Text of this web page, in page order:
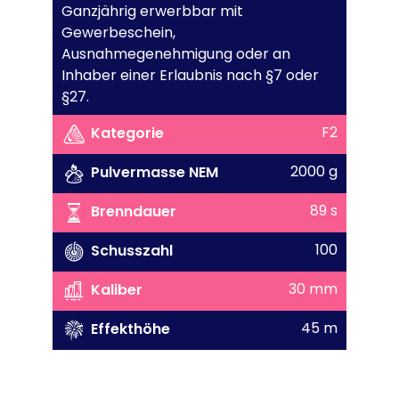
Ganzjährig erwerbbar mit
Gewerbeschein,
Ausnahmegenehmigung oder an
Inhaber einer Erlaubnis nach §7 oder
§27.
Kategorie
F2
Pulvermasse NEM
2000 g
Brenndauer
89 s
Schusszahl
100
Kaliber
30 mm
Effekthöhe
45 m